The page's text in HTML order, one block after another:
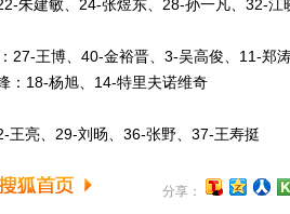
建敏、24-张煜东、28-孙一凡、32-江
王博、40-金裕晋、3-吴高俊、11-郑
：18-杨旭、14-特里夫诺维奇
亮、29-刘旸、36-张野、37-王寿挺
分享：